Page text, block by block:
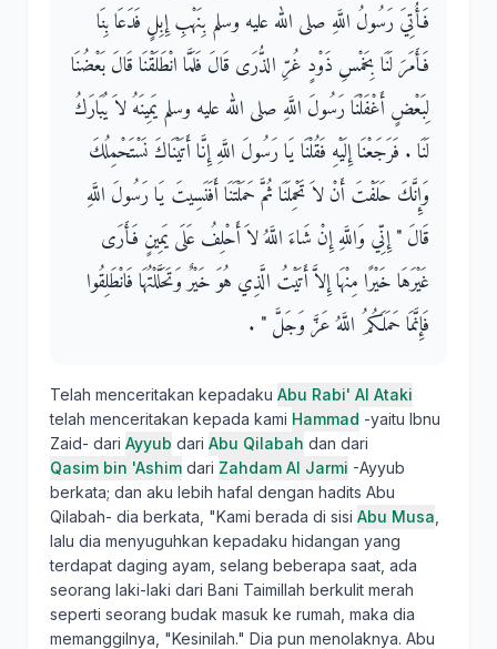
فَأُتِيَ رَسُولُ اللَّهِ صلى الله عليه وسلم بِنَهْبِ إِبِلٍ فَدَعَا بِنَا
فَأَمَرَ لَنَا بِخَمْسِ ذَوْدٍ غُرِّ الذُّرَى قَالَ فَلَمَّا انْطَلَقْنَا قَالَ بَعْضُنَا
لِبَعْضٍ أَغْفَلْنَا رَسُولَ اللَّهِ صلى الله عليه وسلم يَمِينَهُ لاَ يُبَارَكُ
لَنَا ‏.‏ فَرَجَعْنَا إِلَيْهِ فَقُلْنَا يَا رَسُولَ اللَّهِ إِنَّا أَتَيْنَاكَ نَسْتَحْمِلُكَ
وَإِنَّكَ حَلَفْتَ أَنْ لاَ تَحْمِلَنَا ثُمَّ حَمَلْتَنَا أَفَنَسِيتَ يَا رَسُولَ اللَّهِ
قَالَ ‏"‏ إِنِّي وَاللَّهِ إِنْ شَاءَ اللَّهُ لاَ أَحْلِفُ عَلَى يَمِينٍ فَأَرَى
غَيْرَهَا خَيْرًا مِنْهَا إِلاَّ أَتَيْتُ الَّذِي هُوَ خَيْرٌ وَتَحَلَّلْتُهَا فَانْطَلِقُوا
فَإِنَّمَا حَمَلَكُمُ اللَّهُ عَزَّ وَجَلَّ ‏"‏ ‏.‏
Telah menceritakan kepadaku Abu Rabi' Al Ataki
telah menceritakan kepada kami Hammad -yaitu Ibnu
Zaid- dari Ayyub dari Abu Qilabah dan dari
Qasim bin 'Ashim dari Zahdam Al Jarmi -Ayyub
berkata; dan aku lebih hafal dengan hadits Abu
Qilabah- dia berkata, "Kami berada di sisi Abu Musa
lalu dia menyuguhkan kepadaku hidangan yang
terdapat daging ayam, selang beberapa saat, ada
seorang laki-laki dari Bani Taimillah berkulit merah
seperti seorang budak masuk ke rumah, maka dia
memanggilnya, "Kesinilah." Dia pun menolaknya. Abu